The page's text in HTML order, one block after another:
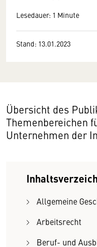
Lesedauer: 1 Minute
Stand: 13.01.2023
Übersicht des
Themenbereichen
Unternehmen der
Allgemeine
Arbeitsrecht
Beruf- und